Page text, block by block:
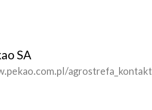
SA
agrostrefa_kontakt